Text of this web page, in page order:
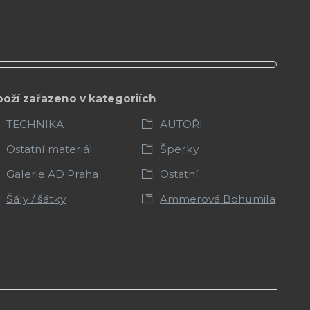
zařazeno v kategoriích
TECHNIKA
AUTOŘI
Ostatní materiál
Šperky
Galerie AD Praha
Ostatní
Šály / šátky
Ammerová Bohumila